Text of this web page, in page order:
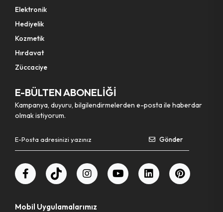
Elektronik
Hediyelik
Kozmetik
Hırdavat
Züccaciye
E-BÜLTEN ABONELİĞİ
Kampanya, duyuru, bilgilendirmelerden e-posta ile haberdar
olmak istiyorum.
Gönder
Mobil Uygulamalarımız